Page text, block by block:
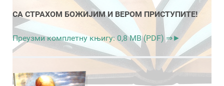
СА СТРАХОМ БОЖИЈИМ И ВЕРОМ ПРИСТУПИТЕ!
Преузми комплетну књигу: 0,8 MB (PDF) ⇒►